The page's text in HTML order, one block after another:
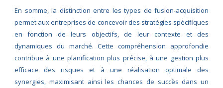
En somme, la distinction entre les types de fusion-acquisition
permet aux entreprises de concevoir des stratégies spécifiques
en fonction de leurs objectifs, de leur contexte et des
dynamiques du marché. Cette compréhension approfondie
contribue à une planification plus précise, à une gestion plus
efficace des risques et à une réalisation optimale des
synergies, maximisant ainsi les chances de succès dans un